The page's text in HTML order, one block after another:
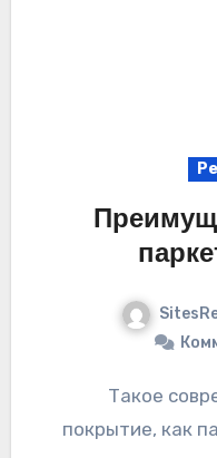
Такое современное напольное
покрытие, как